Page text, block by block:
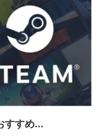
すすめ...